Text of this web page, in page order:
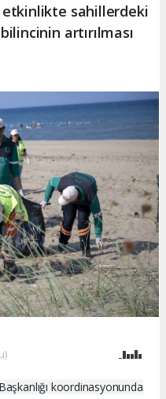
etkinlikte sahillerdeki
artırılması
koordinasyonunda